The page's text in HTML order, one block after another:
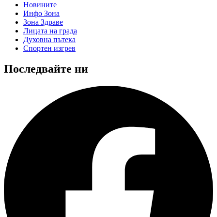
Новините
Инфо Зона
Зона Здраве
Лицата на града
Духовна пътека
Спортен изгрев
Последвайте ни